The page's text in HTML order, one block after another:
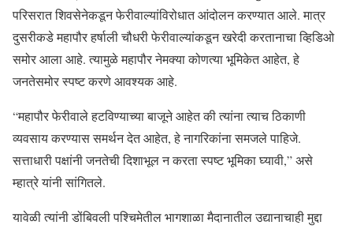
परिसरात शिवसेनेकडून फेरीवाल्यांविरोधात आंदोलन करण्यात आले. मात्र
दुसरीकडे महापौर हर्षाली चौधरी फेरीवाल्यांकडून खरेदी करतानाचा व्हिडिओ
समोर आला आहे. त्यामुळे महापौर नेमक्या कोणत्या भूमिकेत आहेत, हे
जनतेसमोर स्पष्ट करणे आवश्यक आहे.
“महापौर फेरीवाले हटविण्याच्या बाजूने आहेत की त्यांना त्याच ठिकाणी
व्यवसाय करण्यास समर्थन देत आहेत, हे नागरिकांना समजले पाहिजे.
सत्ताधारी पक्षांनी जनतेची दिशाभूल न करता स्पष्ट भूमिका घ्यावी,” असे
म्हात्रे यांनी सांगितले.
यावेळी त्यांनी डोंबिवली पश्चिमेतील भागशाळा मैदानातील उद्यानाचाही मुद्दा